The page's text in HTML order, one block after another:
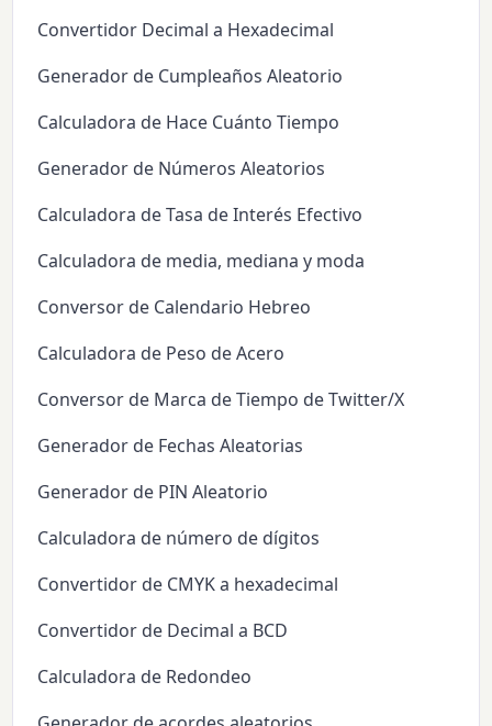
Convertidor Decimal a Hexadecimal
Generador de Cumpleaños Aleatorio
Calculadora de Hace Cuánto Tiempo
Generador de Números Aleatorios
Calculadora de Tasa de Interés Efectivo
Calculadora de media, mediana y moda
Conversor de Calendario Hebreo
Calculadora de Peso de Acero
Conversor de Marca de Tiempo de Twitter/X
Generador de Fechas Aleatorias
Generador de PIN Aleatorio
Calculadora de número de dígitos
Convertidor de CMYK a hexadecimal
Convertidor de Decimal a BCD
Calculadora de Redondeo